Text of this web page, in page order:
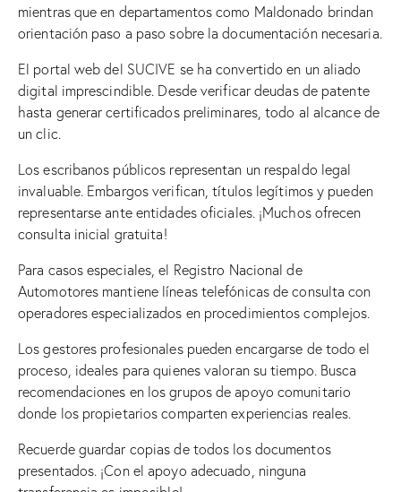
mientras que en departamentos como Maldonado brindan
orientación paso a paso sobre la documentación necesaria.
El portal web del SUCIVE se ha convertido en un aliado
digital imprescindible. Desde verificar deudas de patente
hasta generar certificados preliminares, todo al alcance de
un clic.
Los escribanos públicos representan un respaldo legal
invaluable. Embargos verifican, títulos legítimos y pueden
representarse ante entidades oficiales. ¡Muchos ofrecen
consulta inicial gratuita!
Para casos especiales, el Registro Nacional de
Automotores mantiene líneas telefónicas de consulta con
operadores especializados en procedimientos complejos.
Los gestores profesionales pueden encargarse de todo el
proceso, ideales para quienes valoran su tiempo. Busca
recomendaciones en los grupos de apoyo comunitario
donde los propietarios comparten experiencias reales.
Recuerde guardar copias de todos los documentos
presentados. ¡Con el apoyo adecuado, ninguna